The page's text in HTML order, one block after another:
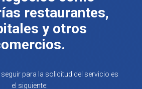
restaurantes,
y otros
para la solicitud del servicio es
el siguiente: